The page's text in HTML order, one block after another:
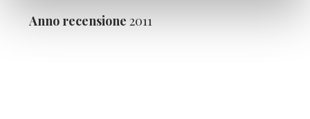
Anno recensione 2011